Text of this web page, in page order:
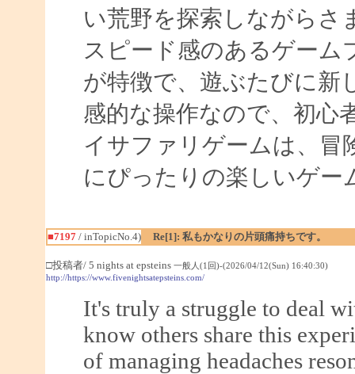
い荒野を探索しながらさ
スピード感のあるゲーム
が特徴で、遊ぶたびに新
感的な操作なので、初心
イサファリゲームは、冒
にぴったりの楽しいゲー
■7197/ inTopicNo.4) Re[1]: 私もかなりの片頭痛持ちです。
□投稿者/ 5 nights at epsteins 一般人(1回)-(2026/04/12(Sun) 16:40:30)
http://https://www.fivenightsatepsteins.com/
It's truly a struggle to deal
know others share this
of managing headaches